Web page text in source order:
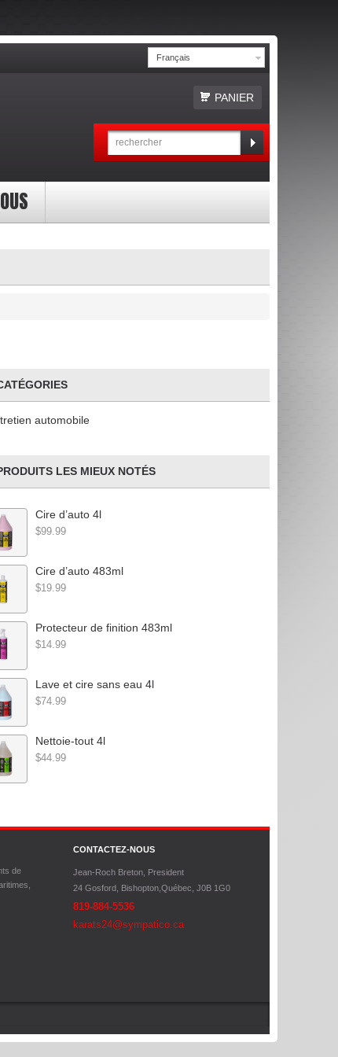
Français
PANIER
automobile
LES MIEUX NOTÉS
Cire d’auto 4l
$99.99
Cire d’auto 483ml
$19.99
Protecteur de finition 483ml
$14.99
Lave et cire sans eau 4l
$74.99
Nettoie-tout 4l
$44.99
de
CONTACTEZ-NOUS
Jean-Roch Breton, President
24 Gosford, Bishopton, Québec, J0B 1G0
819-884-5536
karats24@sympatico.ca